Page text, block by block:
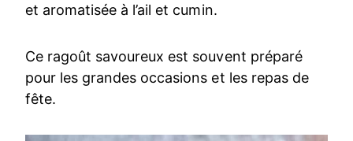
et aromatisée à l’ail et cumin.
Ce ragoût savoureux est souvent préparé
pour les grandes occasions et les repas de
fête.